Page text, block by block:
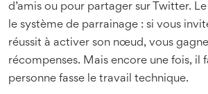
d’amis ou pour partager sur Twitter. Le
le système de parrainage : si vous
réussit à activer son nœud, vous
récompenses. Mais encore une fois, il
personne fasse le travail technique.